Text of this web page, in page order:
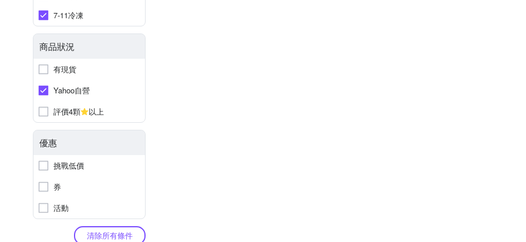
7-11冷凍
商品狀況
有現貨
Yahoo自營
評價4顆
以上
優惠
挑戰低價
券
活動
清除所有條件